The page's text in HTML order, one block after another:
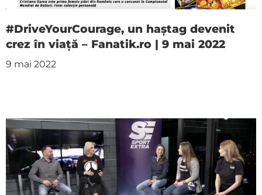
#DriveYourCourage, un haștag devenit
crez în viață – Fanatik.ro | 9 mai 2022
9 mai 2022